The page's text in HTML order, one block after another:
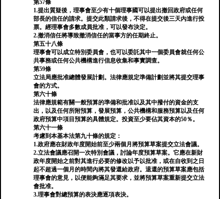
第57條
1.提出質疑後，理事會至少有十個理事國可以提出撤回政府或任何
部長的信任的請求。提交此類請求後，不得在提交後三天內進行投
票。經理事會多數成員批准，可以發布決定。
2.撤消信任將導致撤消信任的當事方的任期終止。
第五十八條
理事會可以成立特別委員會，也可以委託其中一個委員會就任何公
共事務或任何公共機構進行信息收集和事實調查。
第59條
立法局應批准總體發展計劃。法律應規定準備計劃並將其提交理事
會的方式。
第六十條
法律應規範有關一般預算的準備和批准以及其中撥付的資金的支
出，以及任何所附預算，發展預算，公共機構和服務預算以及任何
政府預算中項目預算的具體規定。投資至少要佔其資本的50％。
第六十一條
考慮到本基本法第九十條的規定：
1.政府應在財政年度開始前至少兩個月將預算草案提交立法會議。
2.立法會議應召開一次特別會議，討論年度預算草案。它應在新財
政年度開始之前對其進行必要的修改以予以批准，或在自收到之日
起不超過一個月的時間內將其發還給政府。退還的預算草案應包括
理事會的意見，以便能夠滿足其要求，並將預算草案重新提交立法
會批准。
3.理事會對總預算的表決應逐項表決。